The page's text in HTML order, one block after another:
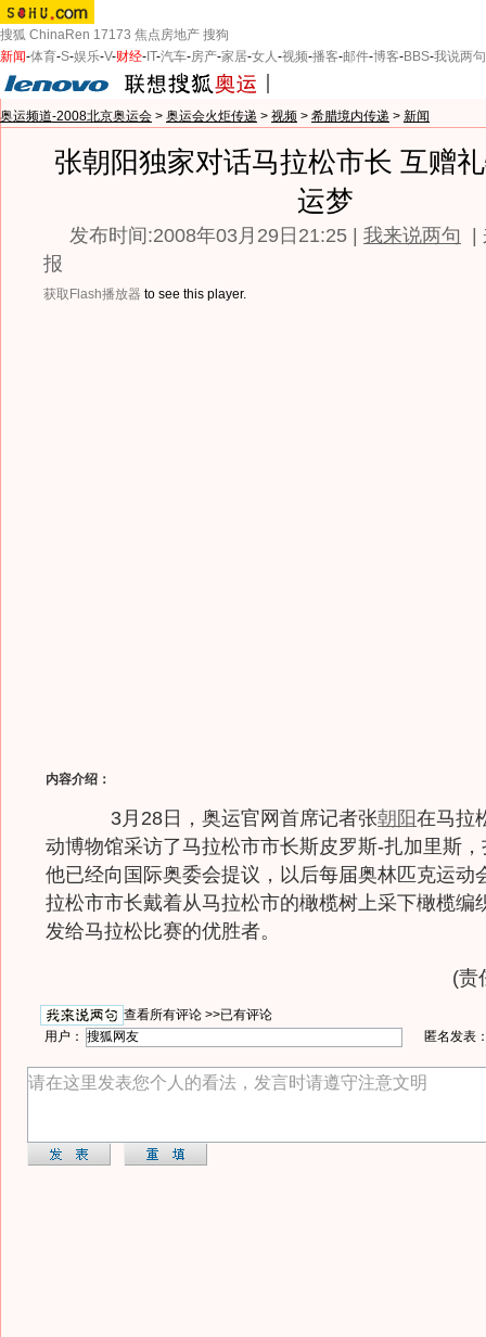
搜狐 ChinaRen 17173 焦点房地产 搜狗
新闻-体育-S-娱乐-V-财经- IT-汽车-房产-家居-女人-视频-播客-邮件-博客-BBS-我说两句
奥运频道-2008北京奥运会 > 奥运会火炬传递 > 视频 > 希腊境内传递 > 新闻
张朝阳独家对话马拉松市长 互赠
运梦
发布时间:2008年03月29日21:25 | 我来说两句
|
报
获取Flash播放器 to see this player.
内容介绍：
3月28日，奥运官网首席记者张朝阳在马拉
动博物馆采访了马拉松市市长斯皮罗斯-扎加里斯
他已经向国际奥委会提议，以后每届奥林匹克运动
拉松市市长戴着从马拉松市的橄榄树上采下橄榄编
发给马拉松比赛的优胜者。
(责
查看所有评论 >>已有评论
用户：
匿名发表